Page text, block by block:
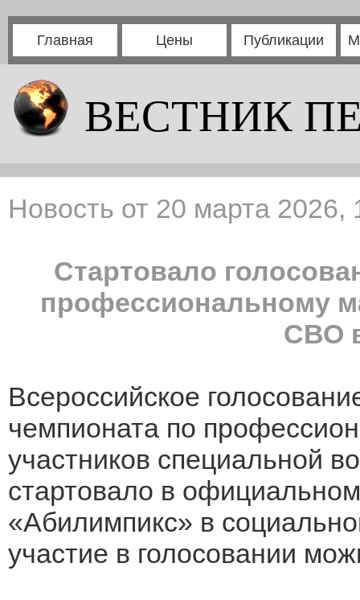
Главная Цены Публикации
ВЕСТНИК
Новость от 20 марта 2026,
Стартовало
профессиональному
СВО
Всероссийское
чемпионата по
участников специальной
стартовало в
«Абилимпикс» в
участие в голосовании